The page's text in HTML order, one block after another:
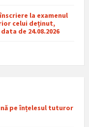
înscriere la examenul
celui deținut,
de 24.08.2026
pe înțelesul tuturor